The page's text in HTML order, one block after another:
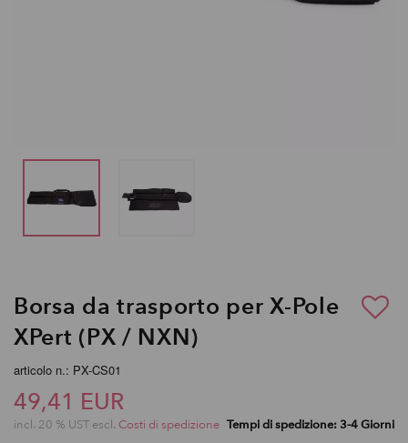
Borsa da trasporto per X-Pole
XPert (PX / NXN)
articolo n.: PX-CS01
49,41 EUR
incl. 20 % UST escl. Costi di spedizione Tempi di spedizione: 3-4 Giorni